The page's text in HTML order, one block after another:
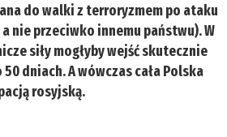
do walki z terroryzmem po ataku
nie przeciwko innemu państwu). W
siły mogłyby wejść skutecznie
dniach. A wówczas cała Polska
rosyjską.